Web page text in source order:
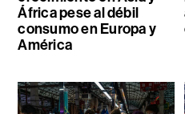
África pese al débil
consumo en Europa y
América